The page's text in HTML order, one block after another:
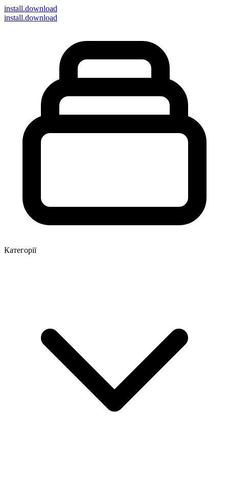
install.download
install.download
Категорії